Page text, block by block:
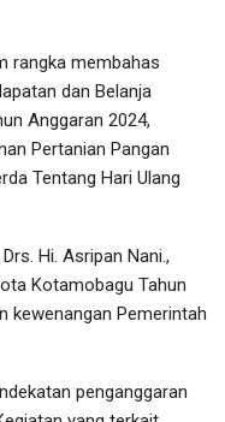
rangka membahas
dan Belanja
Anggaran 2024,
Pertanian Pangan
Tentang Hari Ulang
Hi. Asripan Nani.,
Kotamobagu Tahun
kewenangan Pemerintah
penganggaran